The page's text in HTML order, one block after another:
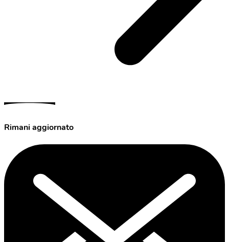
Rimani aggiornato